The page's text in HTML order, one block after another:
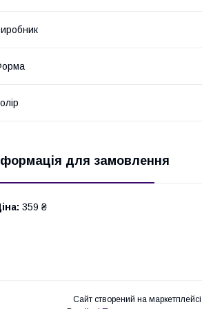
для замовлення
359 ₴
Сайт створений на маркетплейсі